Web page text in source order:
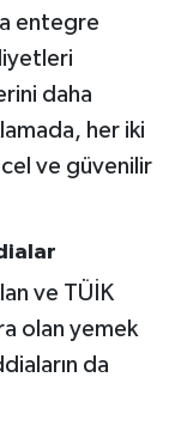
entegre
daha
her iki
ve güvenilir
ve TÜİK
olan yemek
da